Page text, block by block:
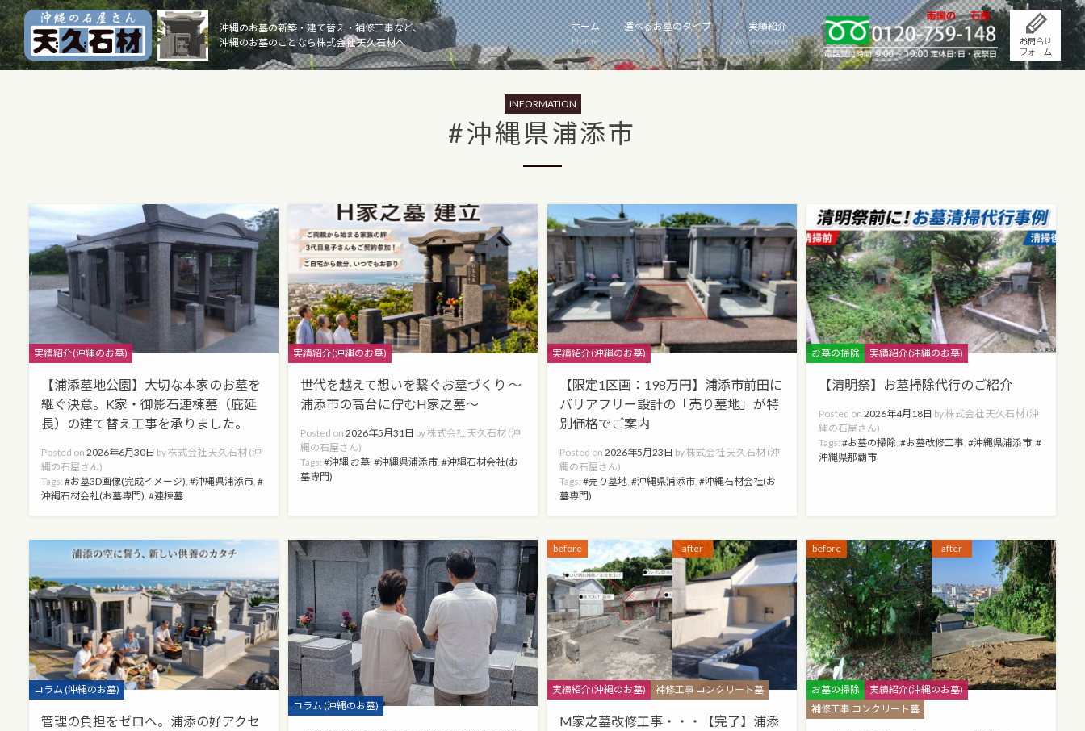
Skip
to
content
沖縄のお墓の新築・建て替え・補修工事など、
沖縄のお墓のことなら株式会社 天久石材へ
ホーム
Home
選べるお墓のタイプ
Type
実績紹介
Achievements
INFORMATION
#沖縄県浦添市
Categories
実績紹介(沖縄のお墓)
【浦添墓地公園】大切な本家のお墓を
継ぐ決意。K家・御影石連棟墓（庇延
長）の建て替え工事を承りました。
Posted on2026年6月30日 by株式会社 天久石材 (沖
縄の石屋さん)
Tags:
お墓3D画像(完成イメージ), 沖縄県浦添市,
沖縄石材会社(お墓専門), 連棟墓
Categories
実績紹介(沖縄のお墓)
世代を越えて想いを繋ぐお墓づくり ～
浦添市の高台に佇むH家之墓～
Posted on2026年5月31日 by株式会社 天久石材 (沖
縄の石屋さん)
Tags:
沖縄 お墓, 沖縄県浦添市, 沖縄石材会社(お
墓専門)
Categories
実績紹介(沖縄のお墓)
【限定1区画：198万円】浦添市前田に
バリアフリー設計の「売り墓地」が特
別価格でご案内
Posted on2026年5月23日 by株式会社 天久石材 (沖
縄の石屋さん)
Tags:
売り墓地, 沖縄県浦添市, 沖縄石材会社(お
墓専門)
Categories
お墓の掃除 実績紹介(沖縄のお墓)
【清明祭】お墓掃除代行のご紹介
Posted on2026年4月18日 by株式会社 天久石材 (沖
縄の石屋さん)
Tags:
お墓の掃除, お墓改修工事, 沖縄県浦添市,
沖縄県那覇市
Categories
コラム (沖縄のお墓)
管理の負担をゼロへ。浦添の好アクセ
Categories
コラム (沖縄のお墓)
before after
Categories
実績紹介(沖縄のお墓) 補修工事 コンクリート墓
M家之墓改修工事・・・【完了】浦添
before after
Categories
お墓の掃除
実績紹介(沖縄のお墓)
補修工事 コンクリート墓